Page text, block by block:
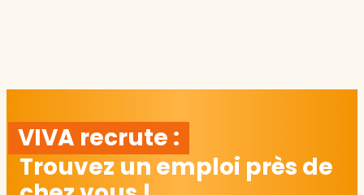
VIVA recrute :
Trouvez un emploi près de